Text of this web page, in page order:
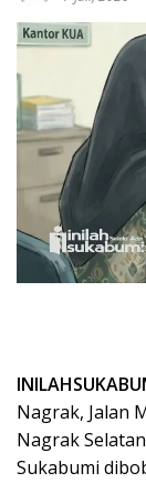
Nagrak, Jalan
Nagrak
Sukabumi